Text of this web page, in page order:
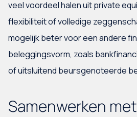
veel voordeel halen uit private
flexibiliteit of volledige
mogelijk beter voor een andere
beleggingsvorm, zoals
of uitsluitend beursgenoteerde
Samenwerken